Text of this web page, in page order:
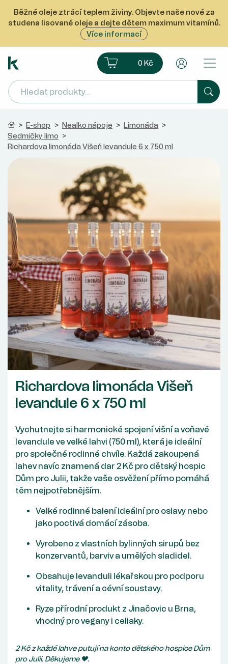
Běžné oleje ztrácí teplem živiny. Objevte naše nové za
studena lisované oleje a dejte dětem maximum vitamínů.
Více informací
Ekoprodukt e-shop Košík0 Kč
Domů
> E-shop > Nealko nápoje > Limonáda >
Sedmičky limo >
Richardova limonáda Višeň levandule 6 x 750 ml
Richardova limonáda Višeň
levandule 6 x 750 ml
Vychutnejte si harmonické spojení višní a voňavé
levandule ve velké lahvi (750 ml), která je ideální
pro společné rodinné chvíle. Každá zakoupená
lahev navíc znamená dar 2 Kč pro dětský hospic
Dům pro Julii, takže vaše osvěžení přímo pomáhá
těm nejpotřebnějším.
Velké rodinné balení ideální pro oslavy nebo
jako poctivá domácí zásoba.
Vyrobeno z vlastních bylinných sirupů bez
konzervantů, barviv a umělých sladidel.
Obsahuje levanduli lékařskou pro podporu
vitality, trávení a cévní soustavy.
Ryze přírodní produkt z Jinačovic u Brna,
vhodný pro vegany i celiaky.
2 Kč z každé lahve putují na konto dětského hospice Dům
pro Julii. Děkujeme ♥.